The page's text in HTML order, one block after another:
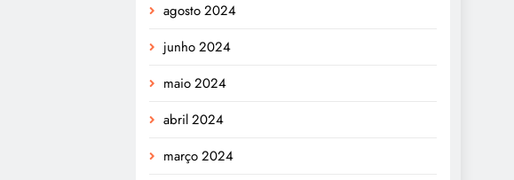
agosto 2024
junho 2024
maio 2024
abril 2024
março 2024